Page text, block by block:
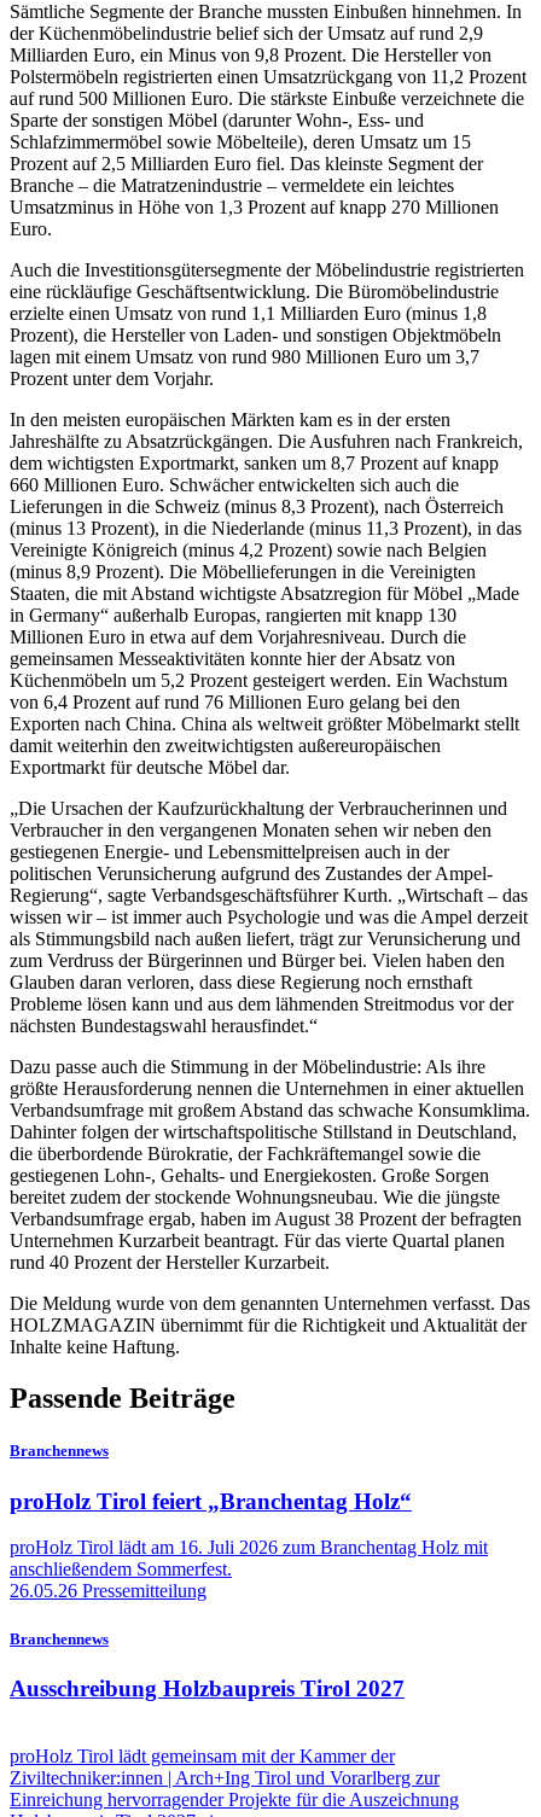
Sämtliche Segmente der Branche mussten Einbußen hinnehmen. In
der Küchenmöbelindustrie belief sich der Umsatz auf rund 2,9
Milliarden Euro, ein Minus von 9,8 Prozent. Die Hersteller von
Polstermöbeln registrierten einen Umsatzrückgang von 11,2 Prozent
auf rund 500 Millionen Euro. Die stärkste Einbuße verzeichnete die
Sparte der sonstigen Möbel (darunter Wohn-, Ess- und
Schlafzimmermöbel sowie Möbelteile), deren Umsatz um 15
Prozent auf 2,5 Milliarden Euro fiel. Das kleinste Segment der
Branche – die Matratzenindustrie – vermeldete ein leichtes
Umsatzminus in Höhe von 1,3 Prozent auf knapp 270 Millionen
Euro.
Auch die Investitionsgütersegmente der Möbelindustrie registrierten
eine rückläufige Geschäftsentwicklung. Die Büromöbelindustrie
erzielte einen Umsatz von rund 1,1 Milliarden Euro (minus 1,8
Prozent), die Hersteller von Laden- und sonstigen Objektmöbeln
lagen mit einem Umsatz von rund 980 Millionen Euro um 3,7
Prozent unter dem Vorjahr.
In den meisten europäischen Märkten kam es in der ersten
Jahreshälfte zu Absatzrückgängen. Die Ausfuhren nach Frankreich,
dem wichtigsten Exportmarkt, sanken um 8,7 Prozent auf knapp
660 Millionen Euro. Schwächer entwickelten sich auch die
Lieferungen in die Schweiz (minus 8,3 Prozent), nach Österreich
(minus 13 Prozent), in die Niederlande (minus 11,3 Prozent), in das
Vereinigte Königreich (minus 4,2 Prozent) sowie nach Belgien
(minus 8,9 Prozent). Die Möbellieferungen in die Vereinigten
Staaten, die mit Abstand wichtigste Absatzregion für Möbel „Made
in Germany“ außerhalb Europas, rangierten mit knapp 130
Millionen Euro in etwa auf dem Vorjahresniveau. Durch die
gemeinsamen Messeaktivitäten konnte hier der Absatz von
Küchenmöbeln um 5,2 Prozent gesteigert werden. Ein Wachstum
von 6,4 Prozent auf rund 76 Millionen Euro gelang bei den
Exporten nach China. China als weltweit größter Möbelmarkt stellt
damit weiterhin den zweitwichtigsten außereuropäischen
Exportmarkt für deutsche Möbel dar.
„Die Ursachen der Kaufzurückhaltung der Verbraucherinnen und
Verbraucher in den vergangenen Monaten sehen wir neben den
gestiegenen Energie- und Lebensmittelpreisen auch in der
politischen Verunsicherung aufgrund des Zustandes der Ampel-
Regierung“, sagte Verbandsgeschäftsführer Kurth. „Wirtschaft – das
wissen wir – ist immer auch Psychologie und was die Ampel derzeit
als Stimmungsbild nach außen liefert, trägt zur Verunsicherung und
zum Verdruss der Bürgerinnen und Bürger bei. Vielen haben den
Glauben daran verloren, dass diese Regierung noch ernsthaft
Probleme lösen kann und aus dem lähmenden Streitmodus vor der
nächsten Bundestagswahl herausfindet.“
Dazu passe auch die Stimmung in der Möbelindustrie: Als ihre
größte Herausforderung nennen die Unternehmen in einer aktuellen
Verbandsumfrage mit großem Abstand das schwache Konsumklima.
Dahinter folgen der wirtschaftspolitische Stillstand in Deutschland,
die überbordende Bürokratie, der Fachkräftemangel sowie die
gestiegenen Lohn-, Gehalts- und Energiekosten. Große Sorgen
bereitet zudem der stockende Wohnungsneubau. Wie die jüngste
Verbandsumfrage ergab, haben im August 38 Prozent der befragten
Unternehmen Kurzarbeit beantragt. Für das vierte Quartal planen
rund 40 Prozent der Hersteller Kurzarbeit.
Die Meldung wurde von dem genannten Unternehmen verfasst. Das
HOLZMAGAZIN übernimmt für die Richtigkeit und Aktualität der
Inhalte keine Haftung.
Passende Beiträge
Branchennews
proHolz Tirol feiert „Branchentag Holz“
proHolz Tirol lädt am 16. Juli 2026 zum Branchentag Holz mit
anschließendem Sommerfest.
26.05.26 Pressemitteilung
Branchennews
Ausschreibung Holzbaupreis Tirol 2027
proHolz Tirol lädt gemeinsam mit der Kammer der
Ziviltechniker:innen | Arch+Ing Tirol und Vorarlberg zur
Einreichung hervorragender Projekte für die Auszeichnung